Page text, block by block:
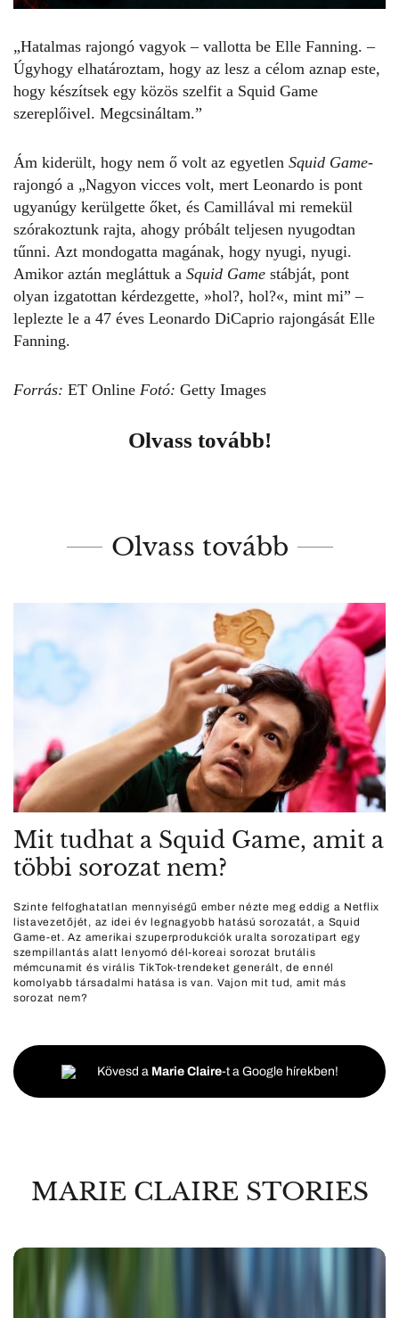
„Hatalmas rajongó vagyok – vallotta be Elle Fanning. –
Úgyhogy elhatároztam, hogy az lesz a célom aznap este,
hogy készítsek egy közös szelfit a Squid Game
szereplőivel. Megcsináltam.”
Ám kiderült, hogy nem ő volt az egyetlen Squid Game-
rajongó a „Nagyon vicces volt, mert Leonardo is pont
ugyanúgy kerülgette őket, és Camillával mi remekül
szórakoztunk rajta, ahogy próbált teljesen nyugodtan
tűnni. Azt mondogatta magának, hogy nyugi, nyugi.
Amikor aztán megláttuk a Squid Game stábját, pont
olyan izgatottan kérdezgette, »hol?, hol?«, mint mi” –
leplezte le a 47 éves Leonardo DiCaprio rajongását Elle
Fanning.
Forrás: ET Online Fotó: Getty Images
Olvass tovább!
Olvass tovább
Mit tudhat a Squid Game, amit a
többi sorozat nem?
Szinte felfoghatatlan mennyiségű ember nézte meg eddig a Netflix
listavezetőjét, az idei év legnagyobb hatású sorozatát, a Squid
Game-et. Az amerikai szuperprodukciók uralta sorozatipart egy
szempillantás alatt lenyomó dél-koreai sorozat brutális
mémcunamit és virális TikTok-trendeket generált, de ennél
komolyabb társadalmi hatása is van. Vajon mit tud, amit más
sorozat nem?
Kövesd a Marie Claire-t a Google hírekben!
MARIE CLAIRE STORIES